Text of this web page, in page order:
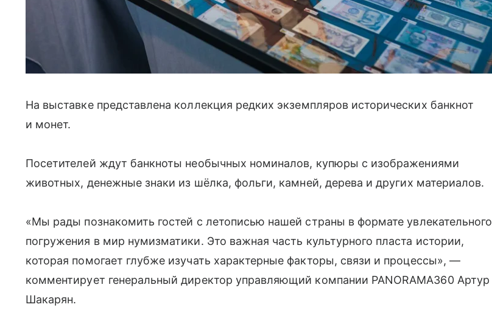
На выставке представлена коллекция редких экземпляров исторических банкнот
и монет.
Посетителей ждут банкноты необычных номиналов, купюры с изображениями
животных, денежные знаки из шёлка, фольги, камней, дерева и других материалов.
«Мы рады познакомить гостей с летописью нашей страны в формате увлекательного
погружения в мир нумизматики. Это важная часть культурного пласта истории,
которая помогает глубже изучать характерные факторы, связи и процессы», —
комментирует генеральный директор управляющий компании PANORAMA360 Артур
Шакарян.